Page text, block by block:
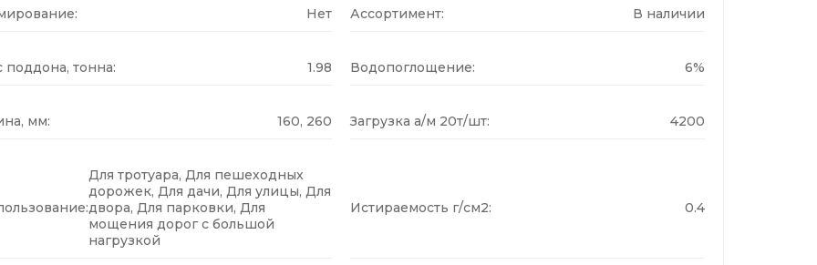
Нет Ассортимент: В наличии
поддона, тонна: 1.98 Водопоглощение: 6%
мм: 160, 260 Загрузка а/м 20т/шт: 4200
Для тротуара, Для пешеходных
дорожек, Для дачи, Для улицы, Для
двора, Для парковки, Для
мощения дорог с большой
нагрузкой
Истираемость г/см2: 0.4